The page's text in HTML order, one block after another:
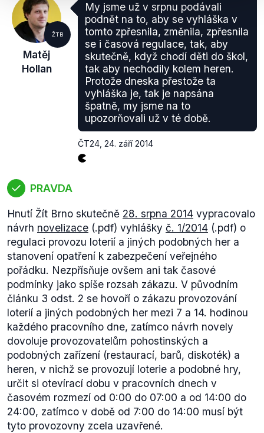
ŽTB
Matěj
Hollan
My jsme už v srpnu podávali
podnět na to, aby se vyhláška v
tomto zpřesnila, změnila, zpřesnila
se i časová regulace, tak, aby
skutečně, když chodí děti do škol,
tak aby nechodily kolem heren.
Protože dneska přestože ta
vyhláška je, tak je napsána
špatně, my jsme na to
upozorňovali už v té době.
ČT24 24. září 2014
PRAVDA
Hnutí Žít Brno skutečně 28. srpna 2014 vypracovalo
návrh novelizace (.pdf) vyhlášky č. 1/2014 (.pdf) o
regulaci provozu loterií a jiných podobných her a
stanovení opatření k zabezpečení veřejného
pořádku. Nezpřísňuje ovšem ani tak časové
podmínky jako spíše rozsah zákazu. V původním
článku 3 odst. 2 se hovoří o zákazu provozování
loterií a jiných podobných her mezi 7 a 14. hodinou
každého pracovního dne, zatímco návrh novely
dovoluje provozovatelům pohostinských a
podobných zařízení (restaurací, barů, diskoték) a
heren, v nichž se provozují loterie a podobné hry,
určit si otevírací dobu v pracovních dnech v
časovém rozmezí od 0:00 do 07:00 a od 14:00 do
24:00, zatímco v době od 7:00 do 14:00 musí být
tyto provozovny zcela uzavřené.